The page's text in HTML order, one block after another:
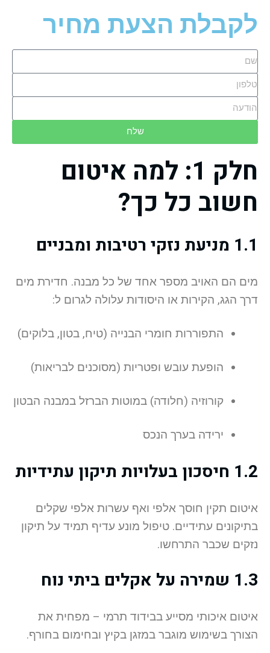
לקבלת הצעת מחיר
שלח
חלק 1: למה איטום
חשוב כל כך?
1.1 מניעת נזקי רטיבות ומבניים
מים הם האויב מספר אחד של כל מבנה. חדירת מים
דרך הגג, הקירות או היסודות עלולה לגרום ל:
התפוררות חומרי הבנייה (טיח, בטון, בלוקים)
הופעת עובש ופטריות (מסוכנים לבריאות)
קורוזיה (חלודה) במוטות הברזל במבנה הבטון
ירידה בערך הנכס
1.2 חיסכון בעלויות תיקון עתידיות
איטום תקין חוסך אלפי ואף עשרות אלפי שקלים
בתיקונים עתידיים. טיפול מונע עדיף תמיד על תיקון
נזקים שכבר התרחשו.
1.3 שמירה על אקלים ביתי נוח
איטום איכותי מסייע בבידוד תרמי – מפחית את
הצורך בשימוש מוגבר במזגן בקיץ ובחימום בחורף.